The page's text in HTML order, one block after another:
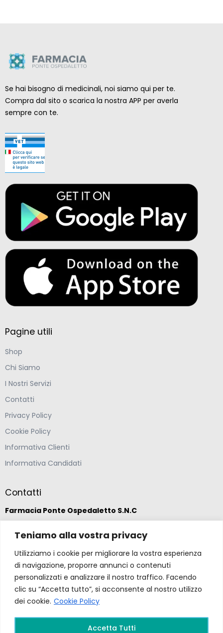
Teniamo alla vostra privacy
Utilizziamo i cookie per migliorare la vostra esperienza
di navigazione, proporre annunci o contenuti
personalizzati e analizzare il nostro traffico. Facendo
clic su “Accetta tutto”, si acconsente al nostro utilizzo
dei cookie. Cookie Policy
Accetta Tutti
Se hai bisogno di medicinali, noi siamo qui per te.
Compra dal sito o scarica la nostra APP per averla
sempre con te.
Pagine utili
Shop
Chi Siamo
I Nostri Servizi
Contatti
Privacy Policy
Cookie Policy
Informativa Clienti
Informativa Candidati
Contatti
Farmacia Ponte Ospedaletto S.N.C
Via della Solidarietà 2,
47020 Longiano, Forlì-Cesena
(39) 0547 57265
farmacia@ponteospedaletto.it